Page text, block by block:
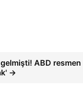
ABD resmen
→